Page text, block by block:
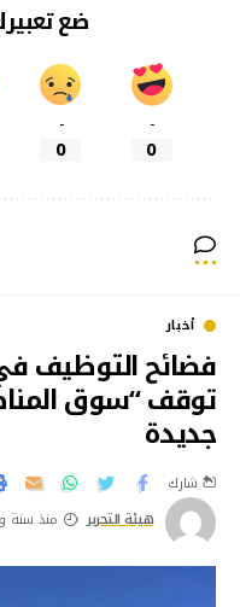
ضع
-
0
-
0
أخبار
فضائح التوظيف في
توقف “سوق
جديدة
هيئة التحرير منذ سنة
شارك